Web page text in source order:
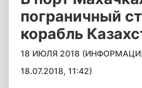
пограничный
корабль
18 ИЮЛЯ 2018
18.07.2018, 11:42)